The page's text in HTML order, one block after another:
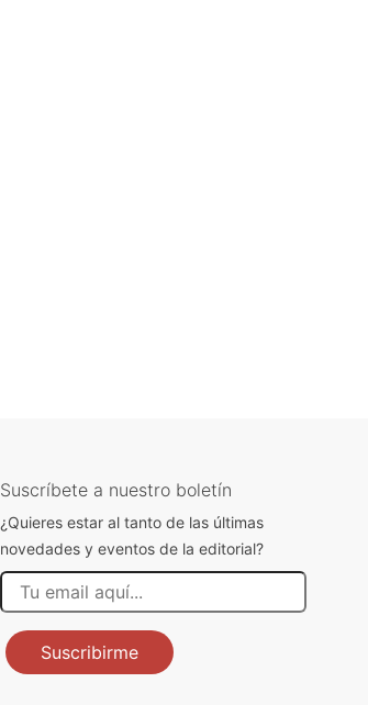
Suscríbete a nuestro boletín
¿Quieres estar al tanto de las últimas
novedades y eventos de la editorial?
Suscribirme